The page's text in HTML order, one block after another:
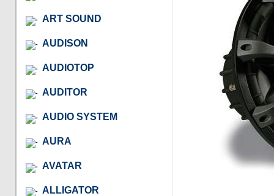
ART SOUND
AUDISON
AUDIOTOP
AUDITOR
AUDIO SYSTEM
AURA
AVATAR
ALLIGATOR